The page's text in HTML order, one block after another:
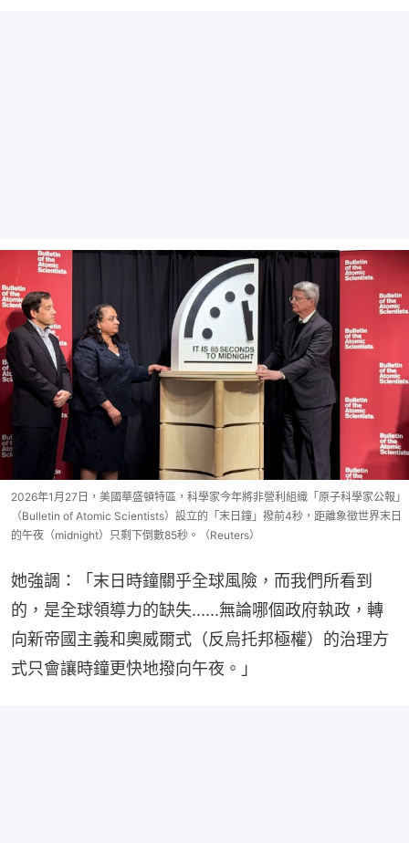
2026年1月27日，美國華盛頓特區，科學家今年將非營利組織「原子科學家公報」
（Bulletin of Atomic Scientists）設立的「末日鐘」撥前4秒，距離象徵世界末日
的午夜（midnight）只剩下倒數85秒。（Reuters）
她強調：「末日時鐘關乎全球風險，而我們所看到
的，是全球領導力的缺失......無論哪個政府執政，轉
向新帝國主義和奧威爾式（反烏托邦極權）的治理方
式只會讓時鐘更快地撥向午夜。」